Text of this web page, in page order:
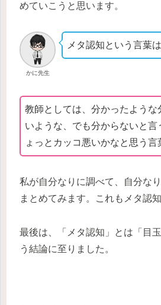
めていこうと思います。
かに先生
メタ認知という言葉
教師としては、分かったような
いような、でも分からないと言
ょっとカッコ悪いかなと思う言
私が自分なりに調べて、自分な
まとめてみます。これもメタ認知
最後は、「メタ認知」とは「目
う結論に至りました。